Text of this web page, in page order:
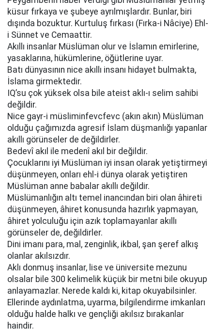
küsur fırkaya ve şubeye ayrılmışlardır. Bunlar, biri
dışında bozuktur. Kurtuluş fırkası (Fırka-i Nâciye) Ehl-
i Sünnet ve Cemaattir.
Akıllı insanlar Müslüman olur ve İslamın emirlerine,
yasaklarına, hükümlerine, öğütlerine uyar.
Batı dünyasının nice akıllı insanı hidayet bulmakta,
İslama girmektedir.
IQ’su çok yüksek olsa bile ateist aklı-ı selim sahibi
değildir.
Nice gayr-i müsliminfevcfevc (akın akın) Müslüman
olduğu çağımızda agresif İslam düşmanlığı yapanlar
akıllı görünseler de değildirler.
Bedevî akıl ile medenî akıl bir değildir.
Çocuklarını iyi Müslüman iyi insan olarak yetiştirmeyi
düşünmeyen, onları ehl-i dünya olarak yetiştiren
Müslüman anne babalar akıllı değildir.
Müslümanlığın altı temel inancından biri olan âhireti
düşünmeyen, âhiret konusunda hazırlık yapmayan,
âhiret yolculuğu için azık toplamayanlar akıllı
görünseler de, değildirler.
Dini imanı para, mal, zenginlik, ikbal, şan şeref alkış
olanlar akılsızdır.
Aklı donmuş insanlar, lise ve üniversite mezunu
olsalar bile 300 kelimelik küçük bir metni bile okuyup
anlayamazlar. Nerede kaldı ki, kitap okuyabilsinler.
Ellerinde aydınlatma, uyarma, bilgilendirme imkanları
olduğu halde halkı ve gençliği akılsız bırakanlar
haindir.